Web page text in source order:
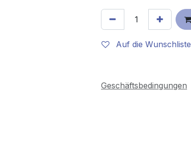
Auf die Wunschliste
Geschäftsbedingungen